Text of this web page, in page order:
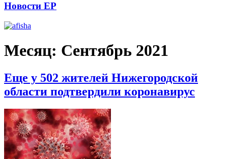
Новости ЕР
Месяц: Сентябрь 2021
Еще у 502 жителей Нижегородской
области подтвердили коронавирус